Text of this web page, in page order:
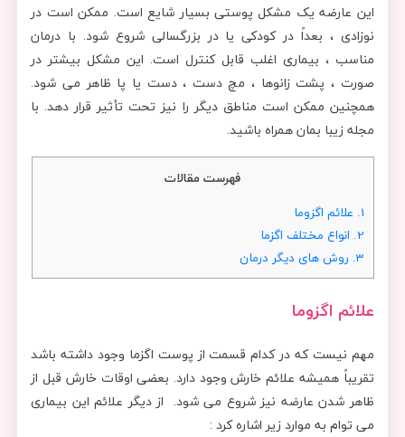
این عارضه یک مشکل پوستی بسیار شایع است. ممکن است در
نوزادی ، بعداً در کودکی یا در بزرگسالی شروع شود. با درمان
مناسب ، بیماری اغلب قابل کنترل است. این مشکل بیشتر در
صورت ، پشت زانوها ، مچ دست ، دست یا پا ظاهر می شود.
همچنین ممکن است مناطق دیگر را نیز تحت تأثیر قرار دهد. با
مجله زیبا بمان همراه باشید.
فهرست مقالات
1. علائم اگزوما
2. انواع مختلف اگزما
3. روش های دیگر درمان
علائم اگزوما
مهم نیست که در کدام قسمت از پوست اگزما وجود داشته باشد
تقریباً همیشه علائم خارش وجود دارد. بعضی اوقات خارش قبل از
ظاهر شدن عارضه نیز شروع می شود. از دیگر علائم این بیماری
می توام به موارد زیر اشاره کرد :